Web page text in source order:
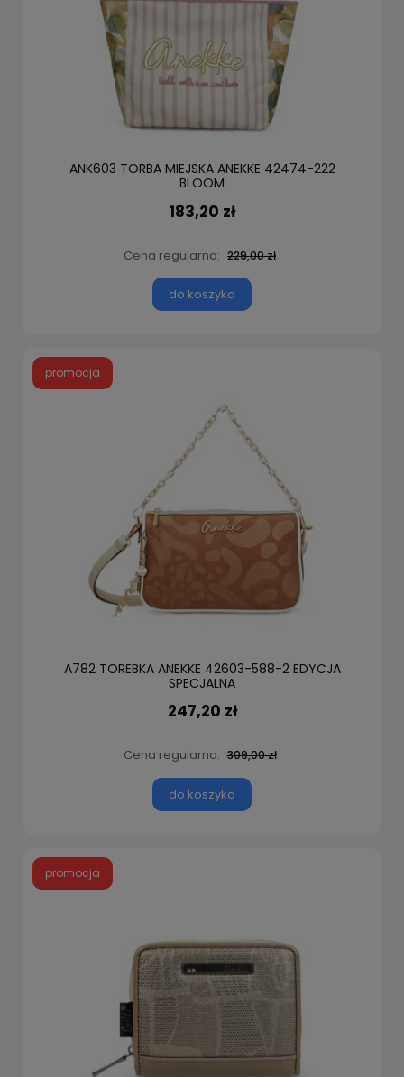
ANK603 TORBA MIEJSKA ANEKKE 42474-222
BLOOM
183,20 zł
Cena regularna: 229,00 zł
do koszyka
A782 TOREBKA ANEKKE 42603-588-2 EDYCJA
SPECJALNA
247,20 zł
Cena regularna: 309,00 zł
do koszyka
promocja
promocja